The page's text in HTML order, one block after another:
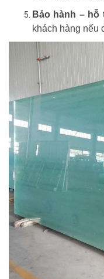
Bảo hành – hỗ
khách hàng nếu